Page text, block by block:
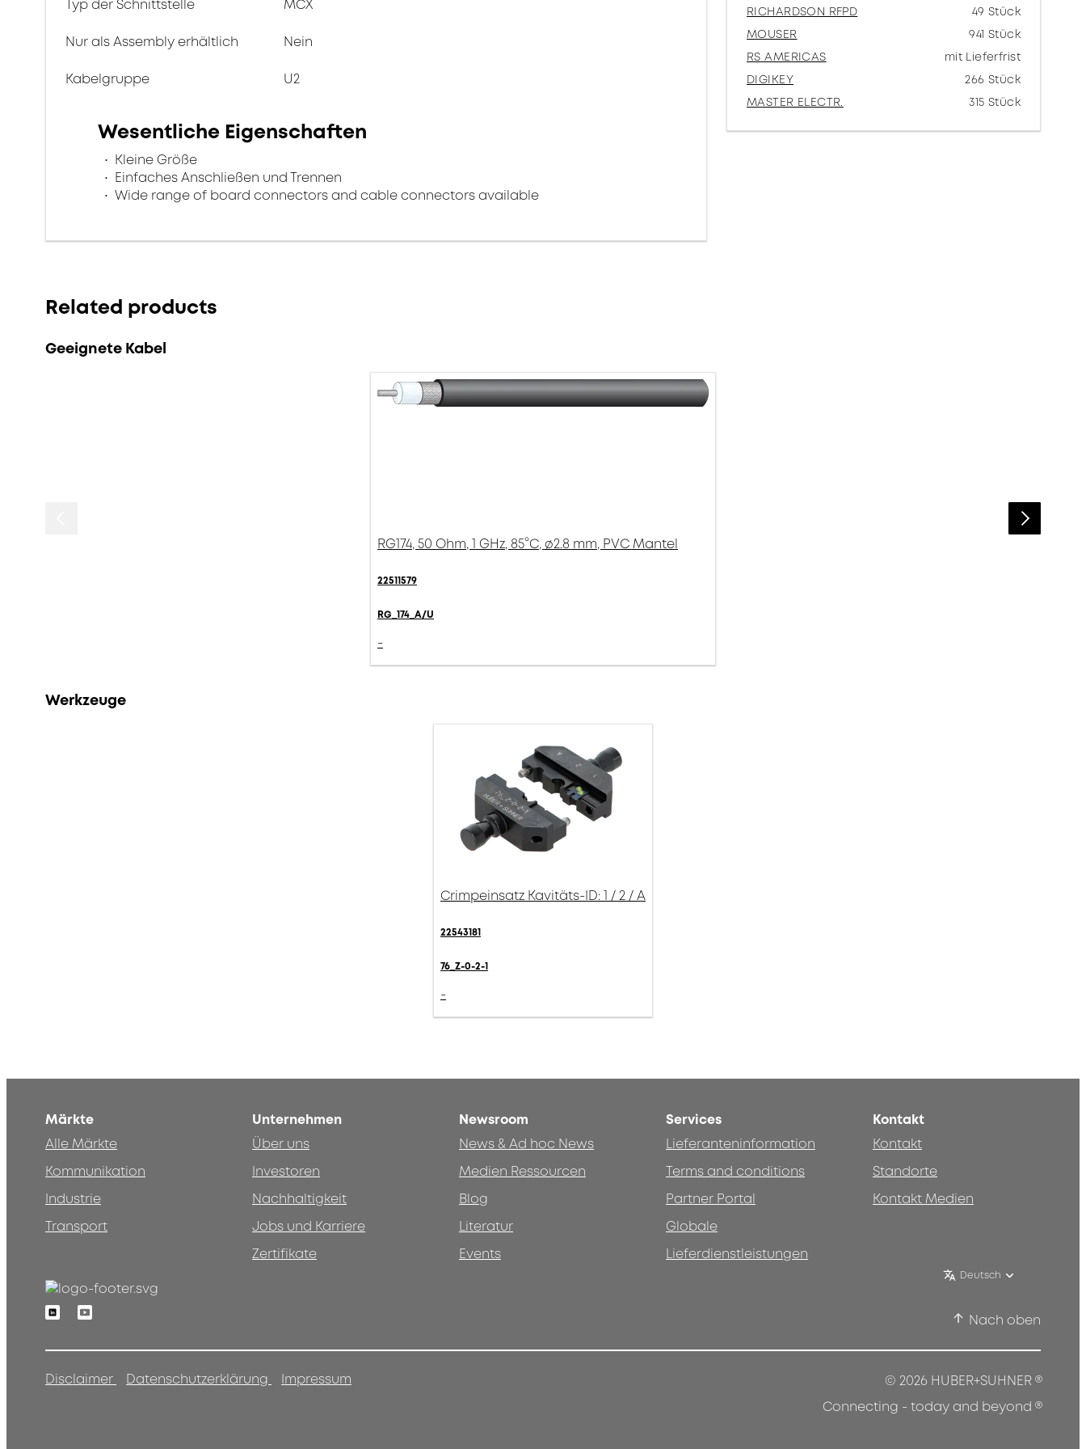
Typ der Schnittstelle MCX
Nur als Assembly erhältlich Nein
Kabelgruppe U2
Wesentliche Eigenschaften
Kleine Größe
Einfaches Anschließen und Trennen
Wide range of board connectors and cable connectors available
RICHARDSON RFPD
49 Stück
MOUSER
941 Stück
RS AMERICAS
mit Lieferfrist
DIGIKEY
266 Stück
MASTER ELECTR.
315 Stück
Related products
Geeignete Kabel
RG174, 50 Ohm, 1 GHz, 85°C, ø2.8 mm, PVC Mantel
22511579
RG_174_A/U
-
Werkzeuge
Crimpeinsatz Kavitäts-ID: 1 / 2 / A
22543181
76_Z-0-2-1
-
Märkte
Alle Märkte
Kommunikation
Industrie
Transport
Unternehmen
Über uns
Investoren
Nachhaltigkeit
Jobs und Karriere
Zertifikate
Newsroom
News & Ad hoc News
Medien Ressourcen
Blog
Literatur
Events
Services
Lieferanteninformation
Terms and conditions
Partner Portal
Globale
Lieferdienstleistungen
Kontakt
Kontakt
Standorte
Kontakt Medien
Deutsch
LinkedinYoutube
Nach oben
Disclaimer Datenschutzerklärung Impressum © 2026 HUBER+SUHNER®
Connecting - today and beyond ®